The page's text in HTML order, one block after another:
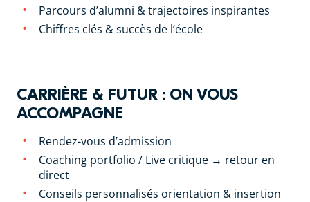
Parcours d’alumni & trajectoires inspirantes
Chiffres clés & succès de l’école
CARRIÈRE & FUTUR : ON VOUS
ACCOMPAGNE
Rendez-vous d’admission
Coaching portfolio / Live critique → retour en
direct
Conseils personnalisés orientation & insertion